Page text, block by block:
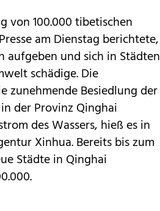
von 100.000 tibetischen
am Dienstag berichtete,
aufgeben und sich in Städten
schädige. Die
zunehmende Besiedlung der
der Provinz Qinghai
des Wassers, hieß es in
Xinhua. Bereits bis zum
Städte in Qinghai